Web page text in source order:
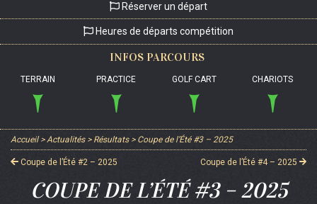
Réserver un départ
Heures de départs compétition
INFOS PARCOURS
TERRAIN PRACTICE GOLF CART CHARIOTS
Accueil> Actualités> Résultats> Coupe de l’Été #3 – 2025
Coupe de l’Été #2 – 2025 Coupe de l’Été #4 – 2025
COUPE DE L’ÉTÉ #3 – 2025